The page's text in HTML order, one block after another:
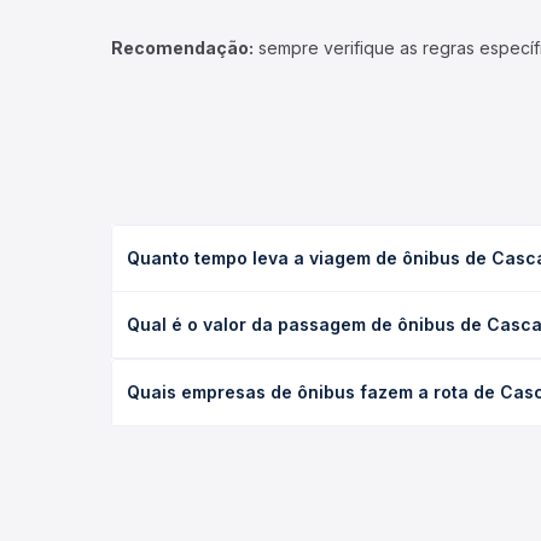
Recomendação: sempre verifique as regras
Quanto tempo leva a viagem de ônibus de
ou leito) e as condições de tráfego. Na Quero
Qual é o valor da passagem de ônibus de
poltrona e a antecedência da compra. Na Quero
Quais empresas de ônibus fazem a rota de